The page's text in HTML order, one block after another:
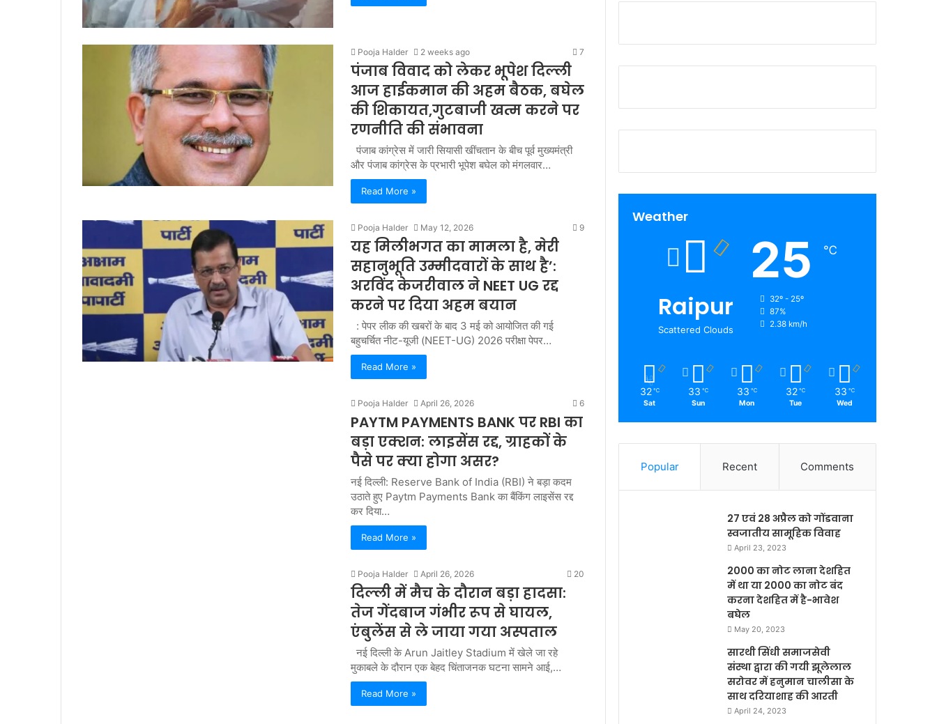
Pooja Halder 2 weeks ago 7
पंजाब विवाद को लेकर भूपेश दिल्ली
आज हाईकमान की अहम बैठक, बघेल
की शिकायत,गुटबाजी खत्म करने पर
रणनीति की संभावना
पंजाब कांग्रेस में जारी सियासी खींचतान के बीच पूर्व मुख्यमंत्री
और पंजाब कांग्रेस के प्रभारी भूपेश बघेल को मंगलवार…
Read More »
Pooja Halder May 12, 2026 9
यह मिलीभगत का मामला है, मेरी
सहानुभूति उम्मीदवारों के साथ है’:
अरविंद केजरीवाल ने NEET UG रद्द
करने पर दिया अहम बयान
: पेपर लीक की खबरों के बाद 3 मई को आयोजित की गई
बहुचर्चित नीट-यूजी (NEET-UG) 2026 परीक्षा पेपर…
Read More »
Pooja Halder April 26, 2026 6
PAYTM PAYMENTS BANK पर RBI का
बड़ा एक्शन: लाइसेंस रद्द, ग्राहकों के
पैसे पर क्या होगा असर?
नई दिल्ली: Reserve Bank of India (RBI) ने बड़ा कदम
उठाते हुए Paytm Payments Bank का बैंकिंग लाइसेंस रद्द
कर दिया…
Read More »
Pooja Halder April 26, 2026 20
दिल्ली में मैच के दौरान बड़ा हादसा:
तेज गेंदबाज गंभीर रूप से घायल,
एंबुलेंस से ले जाया गया अस्पताल
नई दिल्ली के Arun Jaitley Stadium में खेले जा रहे
मुकाबले के दौरान एक बेहद चिंताजनक घटना सामने आई,…
Read More »
Weather
Raipur
Scattered Clouds
25 ℃
32º - 25º
87%
2.38 km/h
32 ℃
Sat
33 ℃
Sun
33 ℃
Mon
32 ℃
Tue
33 ℃
Wed
Popular Recent Comments
27 एवं 28 अप्रैल को गोंडवाना
स्वजातीय सामूहिक विवाह
April 23, 2023
2000 का नोट लाना देशहित
में था या 2000 का नोट बंद
करना देशहित में है-भावेश
बघेल
May 20, 2023
सारथी सिंधी समाजसेवी
संस्था द्वारा की गयी झूलेलाल
सरोवर में हनुमान चालीसा के
साथ दरियाशाह की आरती
April 24, 2023